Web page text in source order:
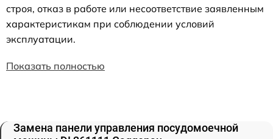
строя, отказ в работе или несоответствие заявленным
характеристикам при соблюдении условий
эксплуатации.
Показать полностью
Замена панели управления посудомоечной